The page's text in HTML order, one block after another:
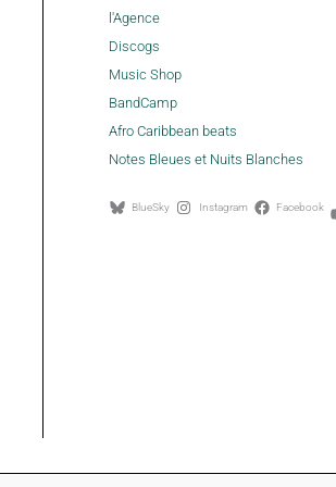
l'Agence
Discogs
Music Shop
BandCamp
Afro Caribbean beats
Notes Bleues et Nuits Blanches
BlueSky Instagram Facebook